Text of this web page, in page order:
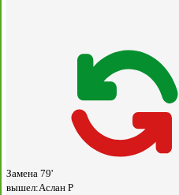
Замена 79'
вышел:Аслан Р